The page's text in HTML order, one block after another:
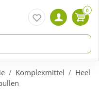
0
Komplexmittel
Heel